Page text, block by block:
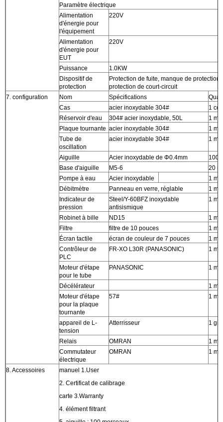
Paramètre électrique
Alimentation
d'énergie pour
l'équipement
220V
Alimentation
d'énergie pour
EUT
220V
Puissance
1.0KW
Dispositif de
protection
Protection de fuite, manque de protection
protection de court-circuit
7. configuration
Nom Spécifications
Cas
acier inoxydable 304#
1
Réservoir d'eau
304# acier inoxydable, 50L
1
Plaque tournante acier inoxydable 304#
1
Tube de
oscillation
acier inoxydable 304# 1
Aiguille Acier inoxydable de Φ0.4mm
100
Base d'aiguille
M5-6
20
Pompe à eau
Acier inoxydable
1
Débitmètre
Panneau en verre, réglable
1
Indicateur de
pression
Steel/Y-60BFZ inoxydable
antisismique
1
Robinet à bille ND15
1
Filtre
filtre de 10 pouces
1
Écran tactile
écran de couleur de 7 pouces
1
Contrôleur de
PLC
FR-XO L30R (PANASONIC) 1
Moteur d'étape
pour le tube
PANASONIC 1
Décélérateur
1
Moteur d'étape
pour la plaque
tournante
57# 1
appareil de L-
tension
Atterrisseur 1
Relais OMRAN
1
Commutateur
électrique
OMRAN 1
8. Accessoires
manuel 1.User
2. Certificat de calibrage
carte 3.Warranty
4. élément filtrant